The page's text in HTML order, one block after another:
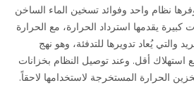
واحد وفوائد تسخين الماء الساخن
استرداد الحرارة، مع الحرارة
يُعاد تدويرها للتدفئة، وهو نهج
أقل. وعند توصيل النظام بخزانات
المستخرجة لاستخدامها لاحقاً.